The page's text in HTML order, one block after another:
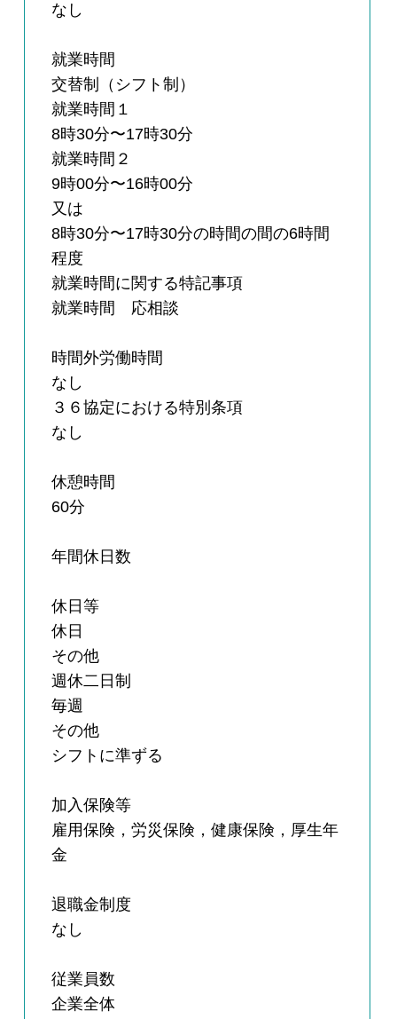
なし
就業時間
交替制（シフト制）
就業時間１
8時30分〜17時30分
就業時間２
9時00分〜16時00分
又は
8時30分〜17時30分の時間の間の6時間
程度
就業時間に関する特記事項
就業時間 応相談
時間外労働時間
なし
３６協定における特別条項
なし
休憩時間
60分
年間休日数
休日等
休日
その他
週休二日制
毎週
その他
シフトに準ずる
加入保険等
雇用保険，労災保険，健康保険，厚生年
金
退職金制度
なし
従業員数
企業全体